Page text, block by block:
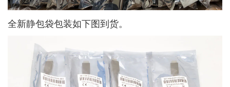
全新静包袋包装如下图到货。